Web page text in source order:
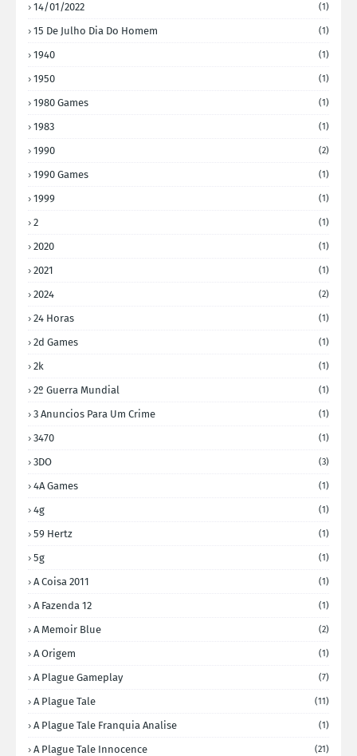
14/01/2022 (1)
15 De Julho Dia Do Homem (1)
1940 (1)
1950 (1)
1980 Games (1)
1983 (1)
1990 (2)
1990 Games (1)
1999 (1)
2 (1)
2020 (1)
2021 (1)
2024 (2)
24 Horas (1)
2d Games (1)
2k (1)
2º Guerra Mundial (1)
3 Anuncios Para Um Crime (1)
3470 (1)
3DO (3)
4A Games (1)
4g (1)
59 Hertz (1)
5g (1)
A Coisa 2011 (1)
A Fazenda 12 (1)
A Memoir Blue (2)
A Origem (1)
A Plague Gameplay (7)
A Plague Tale (11)
A Plague Tale Franquia Analise (1)
A Plague Tale Innocence (21)